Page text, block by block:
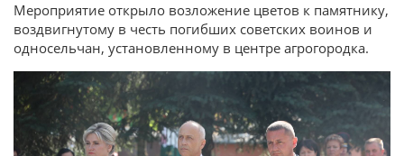
Мероприятие открыло возложение цветов к памятнику,
воздвигнутому в честь погибших советских воинов и
односельчан, установленному в центре агрогородка.